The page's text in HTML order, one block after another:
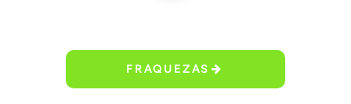
FRAQUEZAS